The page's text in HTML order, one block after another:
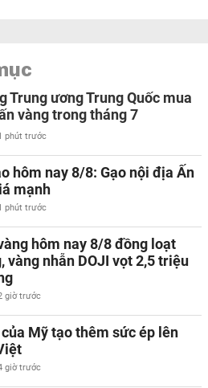
Trung ương Trung Quốc mua
vàng trong tháng 7
phút trước
hôm nay 8/8: Gạo nội địa Ấn
mạnh
phút trước
hôm nay 8/8 đồng loạt
vàng nhẫn DOJI vọt 2,5 triệu
giờ trước
Mỹ tạo thêm sức ép lên
giờ trước